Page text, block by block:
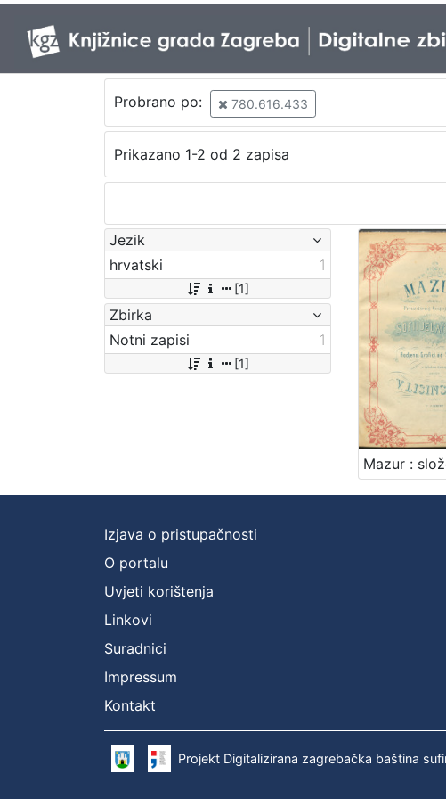
Probrano po: 780.616.433
Prikazano 1-2 od 2 zapisa
Jezik
hrvatski
1
[1]
Zbirka
Notni zapisi
1
[1]
Izjava o pristupačnosti
O portalu
Uvjeti korištenja
Linkovi
Suradnici
Impressum
Kontakt
Projekt Digitalizirana zagrebačka baština